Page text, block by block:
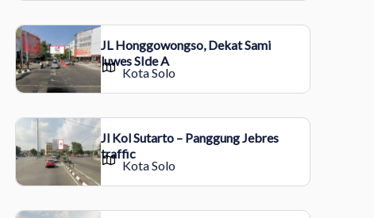
JL Honggowongso, Dekat Sami
luwes SIde A
Kota Solo
Jl Kol Sutarto – Panggung Jebres
traffic
Kota Solo